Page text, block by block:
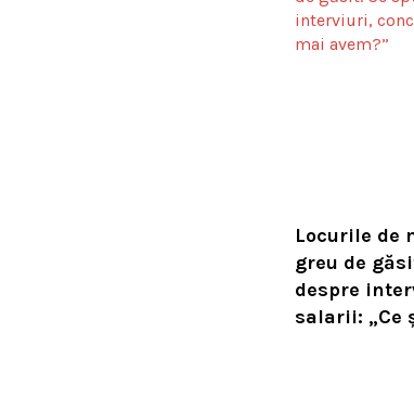
Locurile de
greu de
despre
salarii: „Ce